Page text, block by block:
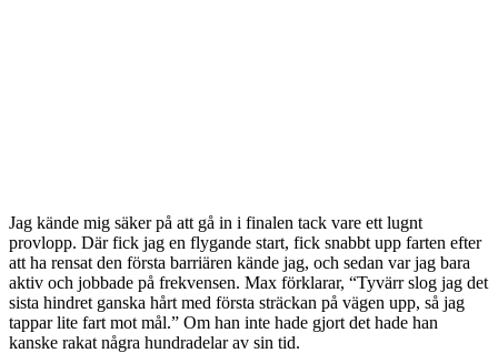
Jag kände mig säker på att gå in i finalen tack vare ett lugnt
provlopp. Där fick jag en flygande start, fick snabbt upp farten efter
att ha rensat den första barriären kände jag, och sedan var jag bara
aktiv och jobbade på frekvensen. Max förklarar, “Tyvärr slog jag det
sista hindret ganska hårt med första sträckan på vägen upp, så jag
tappar lite fart mot mål.” Om han inte hade gjort det hade han
kanske rakat några hundradelar av sin tid.